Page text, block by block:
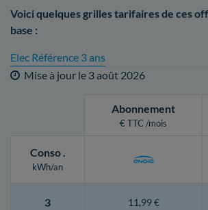
Voici quelques grilles tarifaires de ces
base :
Elec Référence 3 ans
Mise à jour le 3 août 2026
Abonnement
€ TTC /mois
Conso.
kWh/an
3 11,99 €